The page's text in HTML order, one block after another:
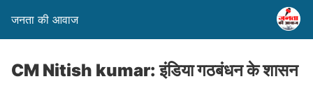
जनता की आवाज
CM Nitish kumar: इंडिया गठबंधन के शासन